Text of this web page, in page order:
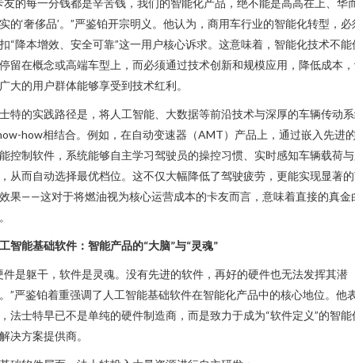
友的每一分钱都是辛苦钱，我们的智能化产品，绝不能是高高在上、华
的‘奢侈品’。”严鉴铂开宗明义。他认为，商用车行业的智能化转型，必
“降本增效、安全可靠”这一用户核心诉求。这意味着，智能化技术不能
留在概念或高端车型上，而必须通过技术创新和规模应用，降低成本
大的用户群体能够享受到技术红利。
特的实践路径是，将人工智能、大数据等前沿技术与深厚的车辆传动
how相结合。例如，在自动变速器（AMT）产品上，通过嵌入先进
控制软件，系统能够自主学习驾驶员的操控习惯、实时感知车辆载荷
从而自动选择最优档位。这不仅大幅降低了驾驶疲劳，更能实现显著
果——这对于将燃油视为核心运营成本的卡友而言，意味着直接的真金
智能基础软件：智能产品的“大脑”与“灵魂”
件是躯干，软件是灵魂。没有先进的软件，再好的硬件也无法发挥其潜
”严鉴铂着重强调了人工智能基础软件在智能化产品中的核心地位。他
法士特早已不是单纯的硬件制造商，而是致力于成为“软件定义”的智能
决方案提供商。